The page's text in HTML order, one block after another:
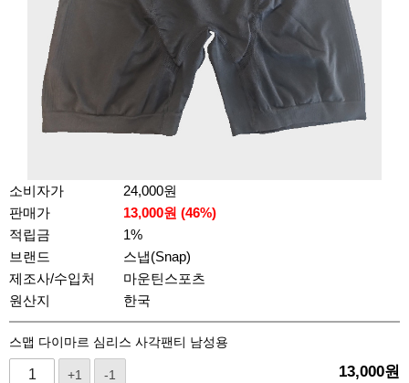
소비자가
24,000원
판매가
13,000원 (46%)
적립금
1%
브랜드
스냅(Snap)
제조사/수입처
마운틴스포츠
원산지
한국
스맵 다이마르 심리스 사각팬티 남성용
+1 -1 13,000원